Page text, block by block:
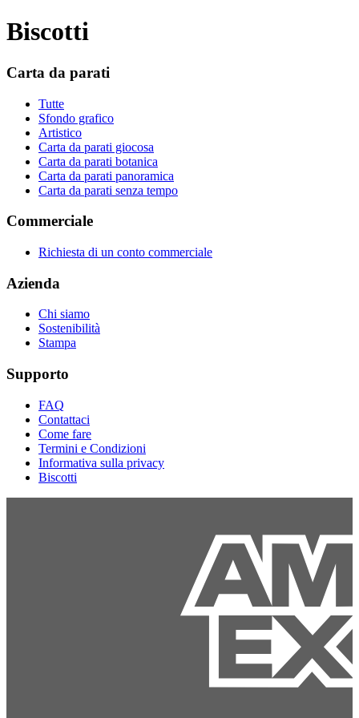
Biscotti
Carta da parati
Tutte
Sfondo grafico
Artistico
Carta da parati giocosa
Carta da parati botanica
Carta da parati panoramica
Carta da parati senza tempo
Commerciale
Richiesta di un conto commerciale
Azienda
Chi siamo
Sostenibilità
Stampa
Supporto
FAQ
Contattaci
Come fare
Termini e Condizioni
Informativa sulla privacy
Biscotti